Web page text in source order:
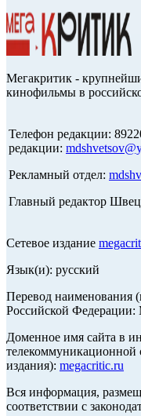
Мегакритик -
кинофильмы в
Телефон редакции:
редакции:
Рекламный отдел:
Главный редактор
Сетевое издание
Язык(и): русский
Перевод наименования
Российской Федерации:
Доменное имя сайта в
телекоммуникационной
издания): megacritic.ru
Вся информация,
соответствии с